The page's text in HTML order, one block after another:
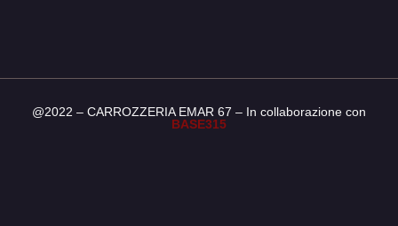
@2022 – CARROZZERIA EMAR 67 – In collaborazione con
BASE315